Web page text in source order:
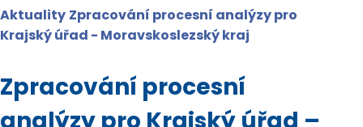
Aktuality Zpracování procesní analýzy pro
Krajský úřad - Moravskoslezský kraj
Zpracování procesní